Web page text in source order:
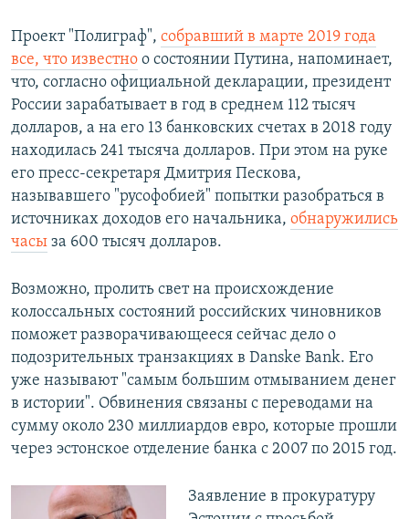
Проект "Полиграф", собравший в марте 2019 года
все, что известно о состоянии Путина, напоминает,
что, согласно официальной декларации, президент
России зарабатывает в год в среднем 112 тысяч
долларов, а на его 13 банковских счетах в 2018 году
находилась 241 тысяча долларов. При этом на руке
его пресс-секретаря Дмитрия Пескова,
называвшего "русофобией" попытки разобраться в
источниках доходов его начальника, обнаружились
часы за 600 тысяч долларов.
Возможно, пролить свет на происхождение
колоссальных состояний российских чиновников
поможет разворачивающееся сейчас дело о
подозрительных транзакциях в Danske Bank. Его
уже называют "самым большим отмыванием денег
в истории". Обвинения связаны с переводами на
сумму около 230 миллиардов евро, которые прошли
через эстонское отделение банка с 2007 по 2015 год.
Заявление в прокуратуру